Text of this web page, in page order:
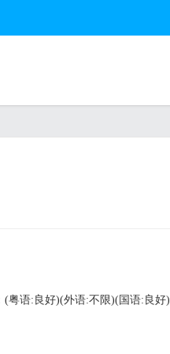
(粤语:良好)(外语:不限)(国语:良好)